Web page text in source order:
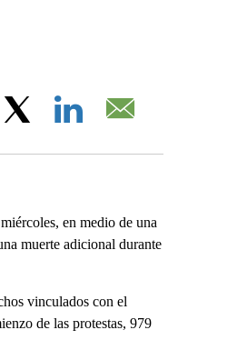
en medio de una
muerte adicional durante
vinculados con el
de las protestas, 979